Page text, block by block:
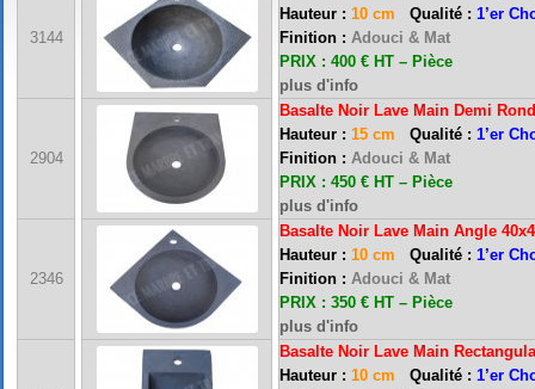
3144
Hauteur : 10 cm Qualité : 1’er
Finition : Adouci & Mat
PRIX : 400 € HT – Pièce
plus d'info
2904
Basalte Noir Lave Main Demi
Hauteur : 15 cm Qualité : 1’er
Finition : Adouci & Mat
PRIX : 450 € HT – Pièce
plus d'info
2346
Basalte Noir Lave Main Angle
Hauteur : 10 cm Qualité : 1’er
Finition : Adouci & Mat
PRIX : 350 € HT – Pièce
plus d'info
Basalte Noir Lave Main
Hauteur : 10 cm Qualité : 1’er